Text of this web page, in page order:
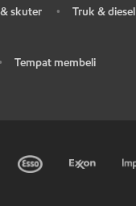
skuter • Truk & diesel
• Tempat membeli